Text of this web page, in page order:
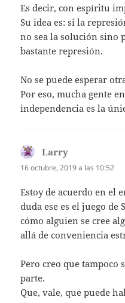
Es decir, con espíritu
Su idea es: si la
no sea la solución sino
bastante represión.
No se puede esperar
Por eso, mucha gente
independencia es la
Larry
16 octubre, 2019 a las 10:52
Estoy de acuerdo en el
duda ese es el juego de
cómo alguien se cree
allá de conveniencia
Pero creo que tampoco
parte.
Que, vale, que puede